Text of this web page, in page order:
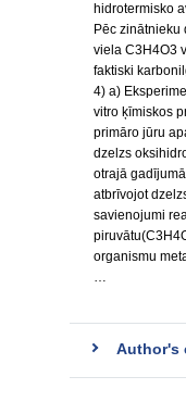
hidrotermisko
Pēc zinātnieku
viela C3H4O3
faktiski
4) a)
vitro ķīmiskos
primāro jūru
dzelzs
otrajā
atbrīvojot
savienojumi
organismu
…
Author's